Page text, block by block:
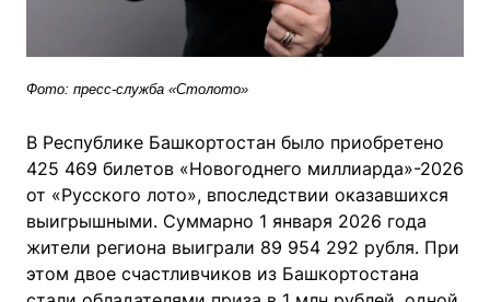
Фото: пресс-служба «Столото»
В Республике Башкортостан было приобретено
425 469 билетов «Новогоднего миллиарда»-2026
от «Русского лото», впоследствии оказавшихся
выигрышными. Суммарно 1 января 2026 года
жители региона выиграли 89 954 292 рубля. При
этом двое счастливчиков из Башкортостана